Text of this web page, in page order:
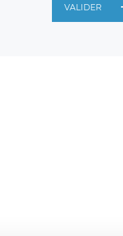
d’introduire une réclamation
VALIDER